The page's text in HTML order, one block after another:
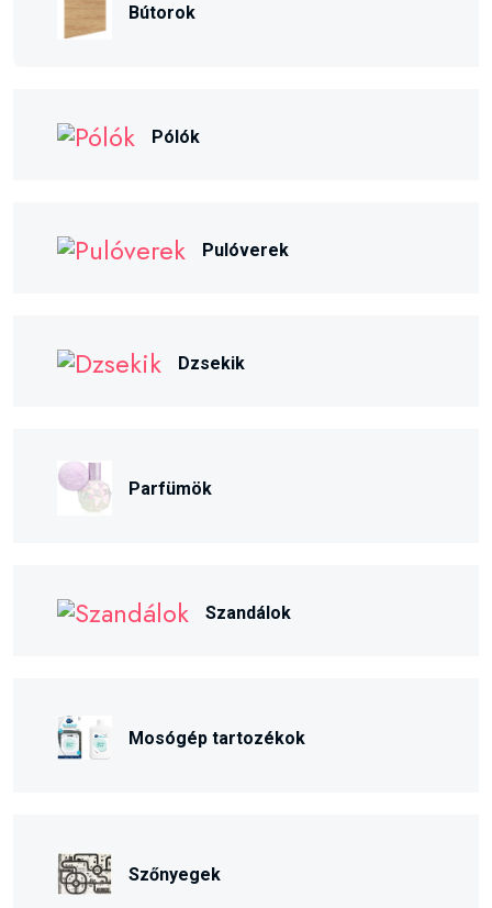
Bútorok
Pólók
Pulóverek
Dzsekik
Parfümök
Szandálok
Mosógép tartozékok
Szőnyegek